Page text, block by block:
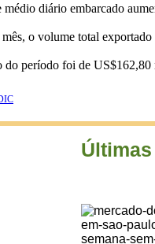
diário embarcado
o volume total
período foi de